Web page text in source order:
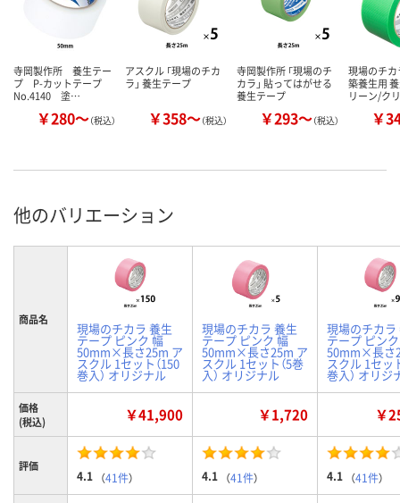
寺岡製作所 養生テー
プ P-カットテープ
No.4140 塗…
￥280～（税込）
アスクル 「現場のチカ
ラ」 養生テープ
￥358～（税込）
寺岡製作所 「現場のチ
カラ」 貼ってはがせる
養生テープ
￥293～（税込）
現場のチカ
築養生用
リーン/ク
￥
他のバリエーション
商品名
現場のチカラ 養生
テープ ピンク 幅
50mm×長さ25m ア
スクル 1セット（150
巻入） オリジナル
現場のチカラ 養生
テープ ピンク 幅
50mm×長さ25m ア
スクル 1セット（5巻
入） オリジナル
現場のチカラ
テープ ピン
50mm×長さ
スクル 1セッ
巻入） オリジ
価格
(税込)
￥41,900 ￥1,720 ￥
評価
4.1 （41件） 4.1 （41件） 4.1 （41件）